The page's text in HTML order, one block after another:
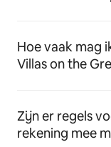
Hoe vaak mag
Villas on the
Zijn er regels
rekening mee